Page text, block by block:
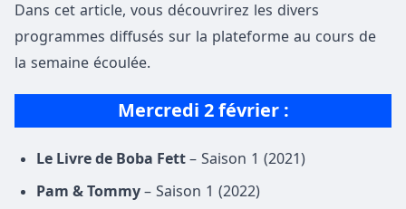
Dans cet article, vous découvrirez les divers
programmes diffusés sur la plateforme au cours de
la semaine écoulée.
Mercredi 2 février :
Le Livre de Boba Fett – Saison 1 (2021)
Pam & Tommy – Saison 1 (2022)